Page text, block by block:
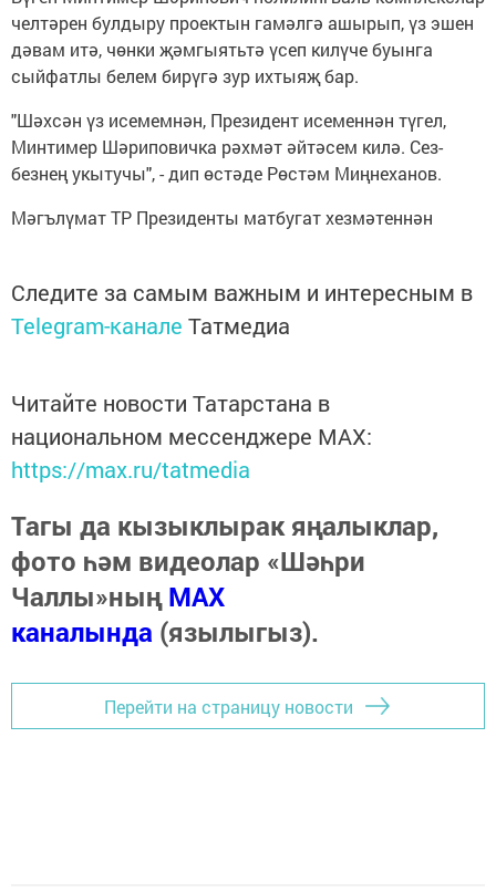
челтәрен булдыру проектын гамәлгә ашырып, үз эшен
дәвам итә, чөнки җәмгыятьтә үсеп килүче буынга
сыйфатлы белем бирүгә зур ихтыяҗ бар.
"Шәхсән үз исемемнән, Президент исеменнән түгел,
Минтимер Шәриповичка рәхмәт әйтәсем килә. Сез-
безнең укытучы", - дип өстәде Рөстәм Миңнеханов.
Мәгълүмат ТР Президенты матбугат хезмәтеннән
Следите за самым важным и интересным в
Telegram-канале Татмедиа
Читайте новости Татарстана в
национальном мессенджере MАХ:
https://max.ru/tatmedia
Тагы да кызыклырак яңалыклар,
фото һәм видеолар «Шәһри
Чаллы»ныңMAX
каналында (язылыгыз).
Перейти на страницу новости